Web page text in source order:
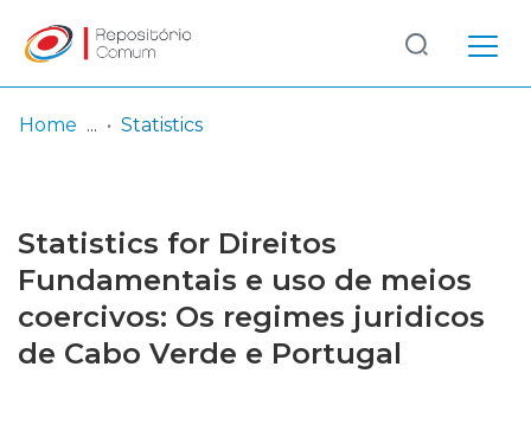
Browse repository
Entities
Log
In
(current)
Home Statistics
Statistics for Direitos
Fundamentais e uso de meios
coercivos: Os regimes juridicos
de Cabo Verde e Portugal